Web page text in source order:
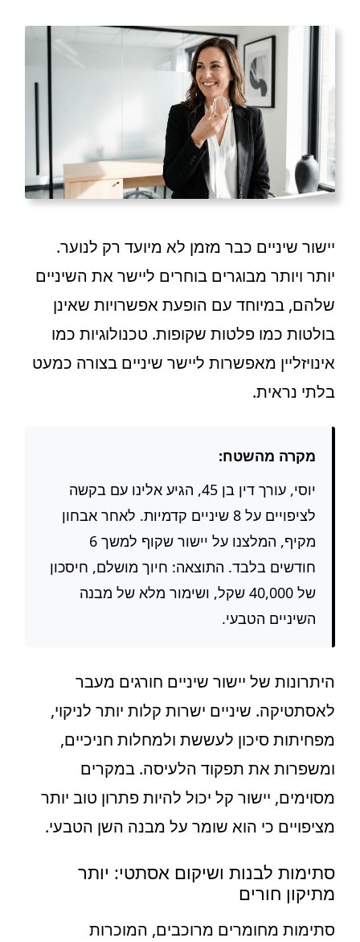
יישור שיניים כבר מזמן לא מיועד רק לנוער.
יותר ויותר מבוגרים בוחרים ליישר את השיניים
שלהם, במיוחד עם הופעת אפשרויות שאינן
בולטות כמו פלטות שקופות. טכנולוגיות כמו
אינויזליין מאפשרות ליישר שיניים בצורה כמעט
בלתי נראית.
מקרה מהשטח:
יוסי, עורך דין בן 45, הגיע אלינו עם בקשה
לציפויים על 8 שיניים קדמיות. לאחר אבחון
מקיף, המלצנו על יישור שקוף למשך 6
חודשים בלבד. התוצאה: חיוך מושלם, חיסכון
של 40,000 שקל, ושימור מלא של מבנה
השיניים הטבעי.
היתרונות של יישור שיניים חורגים מעבר
לאסתטיקה. שיניים ישרות קלות יותר לניקוי,
מפחיתות סיכון לעששת ולמחלות חניכיים,
ומשפרות את תפקוד הלעיסה. במקרים
מסוימים, יישור קל יכול להיות פתרון טוב יותר
מציפויים כי הוא שומר על מבנה השן הטבעי.
סתימות לבנות ושיקום אסתטי: יותר
מתיקון חורים
סתימות מחומרים מרוכבים, המוכרות